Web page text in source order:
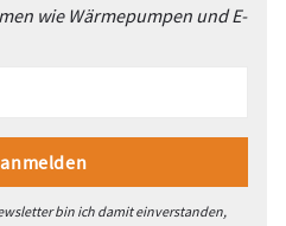
wie Wärmepumpen und E-
bin ich damit einverstanden,